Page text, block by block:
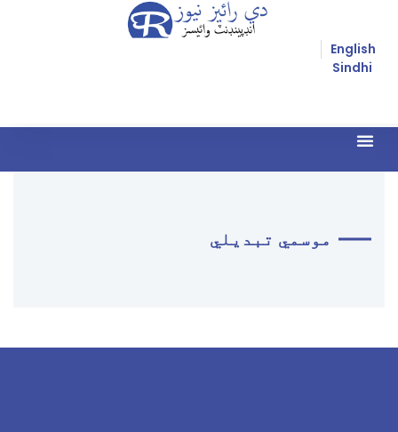
English
Sindhi
موسمي تبديلي